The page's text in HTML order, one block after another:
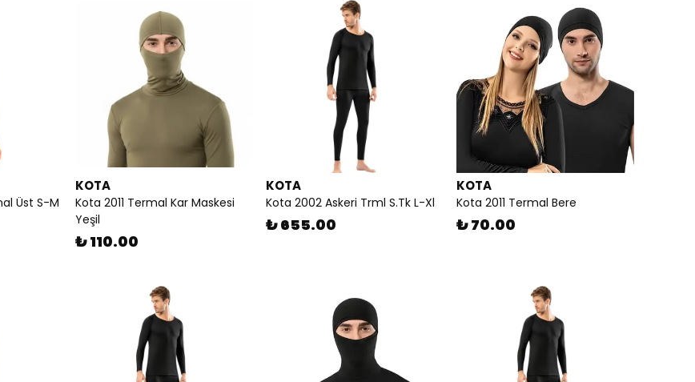
Üst S-M
KOTA
Kota 2011 Termal Kar Maskesi
Yeşil
₺ 110.00
KOTA
Kota 2002 Askeri Trml S.Tk L-Xl
₺ 655.00
KOTA
Kota 2011 Termal Bere
₺ 70.00